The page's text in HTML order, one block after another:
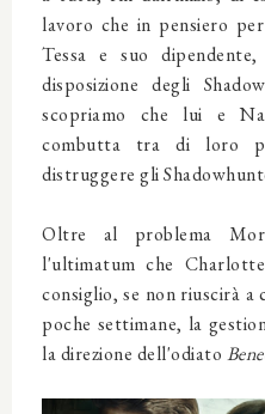
lavoro che in pensiero
Tessa e suo
disposizione degli
scopriamo che lui e
combutta tra di loro
distruggere gli
Oltre al problema
l'ultimatum che
consiglio, se non riuscirà
poche settimane, la
la direzione dell'odiato